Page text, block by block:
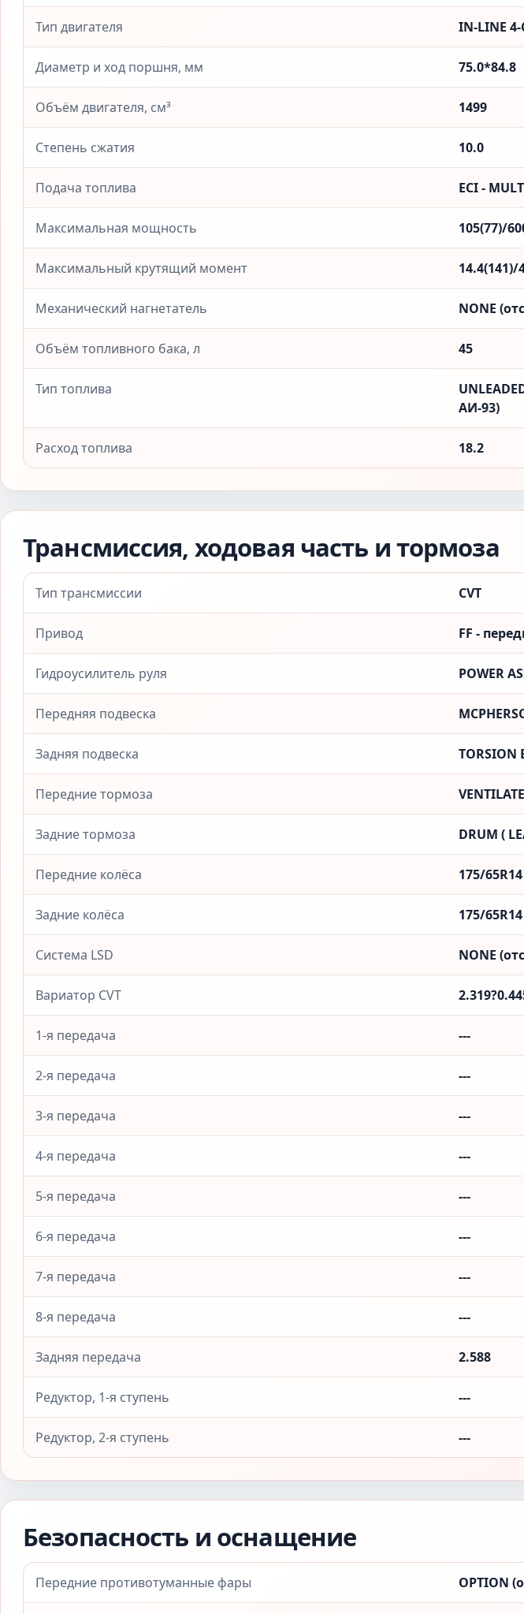
Тип двигателя IN-LINE 4-
Диаметр и ход поршня, мм 75.0*84.8
Объём двигателя, см³ 1499
Степень сжатия 10.0
Подача топлива ECI -
Максимальная мощность 105(77)/
Максимальный крутящий момент 14.4(141)/
Механический нагнетатель NONE
Объём топливного бака, л 45
Тип топлива
АИ-93)
Расход топлива 18.2
Трансмиссия, ходовая часть и тормоза
Тип трансмиссии CVT
Привод FF -
Гидроусилитель руля POWER
Передняя подвеска
Задняя подвеска TORSION
Передние тормоза
Задние тормоза DRUM (
Передние колёса 175/65R14
Задние колёса 175/65R14
Система LSD NONE
Вариатор CVT
1-я передача ---
2-я передача ---
3-я передача ---
4-я передача ---
5-я передача ---
6-я передача ---
7-я передача ---
8-я передача ---
Задняя передача 2.588
Редуктор, 1-я ступень ---
Редуктор, 2-я ступень ---
Безопасность и оснащение
Передние противотуманные фары OPTION